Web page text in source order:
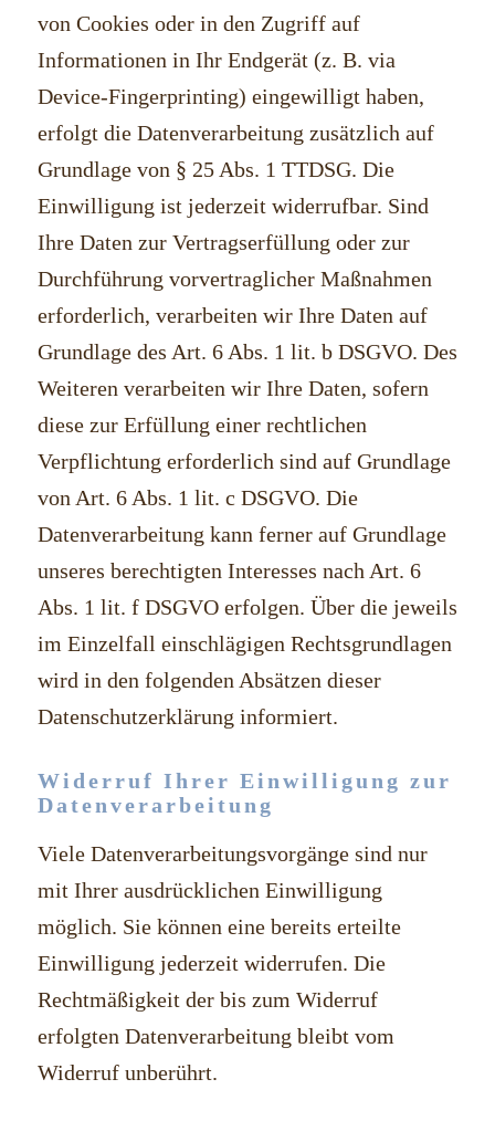
von Cookies oder in den Zugriff auf
Informationen in Ihr Endgerät (z. B. via
Device-Fingerprinting) eingewilligt haben,
erfolgt die Datenverarbeitung zusätzlich auf
Grundlage von § 25 Abs. 1 TTDSG. Die
Einwilligung ist jederzeit widerrufbar. Sind
Ihre Daten zur Vertragserfüllung oder zur
Durchführung vorvertraglicher Maßnahmen
erforderlich, verarbeiten wir Ihre Daten auf
Grundlage des Art. 6 Abs. 1 lit. b DSGVO. Des
Weiteren verarbeiten wir Ihre Daten, sofern
diese zur Erfüllung einer rechtlichen
Verpflichtung erforderlich sind auf Grundlage
von Art. 6 Abs. 1 lit. c DSGVO. Die
Datenverarbeitung kann ferner auf Grundlage
unseres berechtigten Interesses nach Art. 6
Abs. 1 lit. f DSGVO erfolgen. Über die jeweils
im Einzelfall einschlägigen Rechtsgrundlagen
wird in den folgenden Absätzen dieser
Datenschutzerklärung informiert.
Widerruf Ihrer Einwilligung zur
Datenverarbeitung
Viele Datenverarbeitungsvorgänge sind nur
mit Ihrer ausdrücklichen Einwilligung
möglich. Sie können eine bereits erteilte
Einwilligung jederzeit widerrufen. Die
Rechtmäßigkeit der bis zum Widerruf
erfolgten Datenverarbeitung bleibt vom
Widerruf unberührt.